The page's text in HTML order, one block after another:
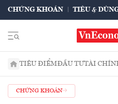
CHỨNG KHOÁN TIÊU &
TIÊU ĐIỂMĐẦU TƯTÀI
CHỨNG KHOÁN